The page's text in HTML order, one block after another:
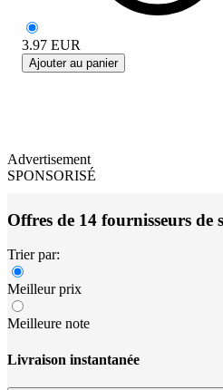
3.97 EUR
Ajouter au panier
Advertisement
SPONSORISÉ
Offres de 14 fournisseurs de
Trier par:
Meilleur prix
Meilleure note
Livraison instantanée